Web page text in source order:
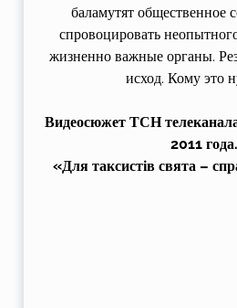
баламутят общественное
спровоцировать
жизненно важные органы.
исход. Кому это
Видеосюжет ТСН
2011 года.
«Для таксистів свята –